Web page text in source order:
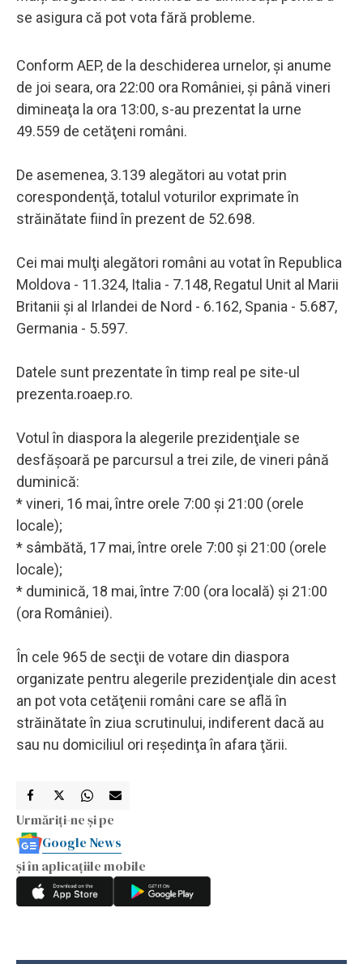
se asigura că pot vota fără probleme.
Conform AEP, de la deschiderea urnelor, şi anume
de joi seara, ora 22:00 ora României, şi până vineri
dimineaţa la ora 13:00, s-au prezentat la urne
49.559 de cetăţeni români.
De asemenea, 3.139 alegători au votat prin
corespondenţă, totalul voturilor exprimate în
străinătate fiind în prezent de 52.698.
Cei mai mulţi alegători români au votat în Republica
Moldova - 11.324, Italia - 7.148, Regatul Unit al Marii
Britanii şi al Irlandei de Nord - 6.162, Spania - 5.687,
Germania - 5.597.
Datele sunt prezentate în timp real pe site-ul
prezenta.roaep.ro.
Votul în diaspora la alegerile prezidenţiale se
desfăşoară pe parcursul a trei zile, de vineri până
duminică:
* vineri, 16 mai, între orele 7:00 şi 21:00 (orele
locale);
* sâmbătă, 17 mai, între orele 7:00 şi 21:00 (orele
locale);
* duminică, 18 mai, între 7:00 (ora locală) şi 21:00
(ora României).
În cele 965 de secţii de votare din diaspora
organizate pentru alegerile prezidenţiale din acest
an pot vota cetăţenii români care se află în
străinătate în ziua scrutinului, indiferent dacă au
sau nu domiciliul ori reşedinţa în afara ţării.
Urmăriți-ne și pe
Google News
și în aplicațiile mobile